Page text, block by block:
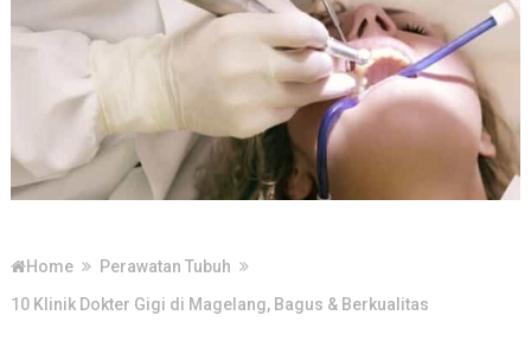
Home
Perawatan Tubuh
10 Klinik Dokter Gigi di Magelang, Bagus & Berkualitas